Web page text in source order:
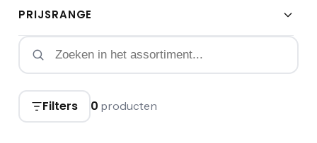
PRIJSRANGE
Filters 0 producten